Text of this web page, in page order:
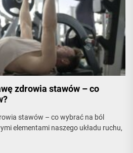
zdrowia stawów – co
stawów – co wybrać na ból
elementami naszego układu ruchu,